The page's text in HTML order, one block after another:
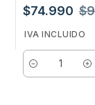
$74.990
IVA INCLUIDO
Cantidad